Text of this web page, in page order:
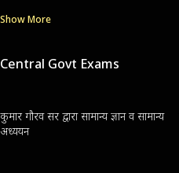
Show More
Central Govt Exams
कुमार गौरव सर द्वारा सामान्य ज्ञान व सामान्य
अध्ययन